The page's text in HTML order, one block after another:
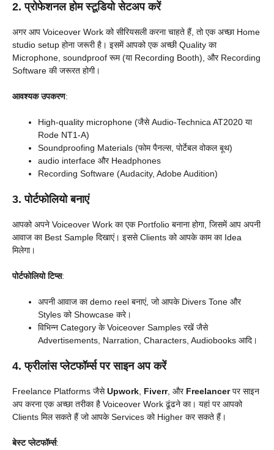
2. प्रोफेशनल होम स्टूडियो सेटअप करें
अगर आप Voiceover Work को सीरियसली करना चाहते हैं, तो एक अच्छा Home
studio setup होना जरूरी है। इसमें आपको एक अच्छी Quality का
Microphone, soundproof रूम (या Recording Booth), और Recording
Software की जरूरत होगी।
आवश्यक उपकरण:
High-quality microphone (जैसे Audio-Technica AT2020 या
Rode NT1-A)
Soundproofing Materials (फोम पैनल्स, पोर्टेबल वोकल बूथ)
audio interface और Headphones
Recording Software (Audacity, Adobe Audition)
3. पोर्टफोलियो बनाएं
आपको अपने Voiceover Work का एक Portfolio बनाना होगा, जिसमें आप अपनी
आवाज का Best Sample दिखाएं। इससे Clients को आपके काम का Idea
मिलेगा।
पोर्टफोलियो टिप्स:
अपनी आवाज का demo reel बनाएं, जो आपके Divers Tone और
Styles को Showcase करे।
विभिन्न Category के Voiceover Samples रखें जैसे
Advertisements, Narration, Characters, Audiobooks आदि।
4. फ्रीलांस प्लेटफॉर्म्स पर साइन अप करें
Freelance Platforms जैसेUpwork Fiverr, और Freelancerपर साइन
अप करना एक अच्छा तरीका है Voiceover Work ढूंढने का। यहां पर आपको
Clients मिल सकते हैं जो आपके Services को Higher कर सकते हैं।
बेस्ट प्लेटफॉर्म्स: